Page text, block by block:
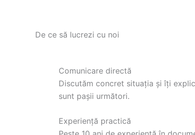
De ce să lucrezi cu noi
Comunicare directă
Discutăm concret situația și îți
sunt pașii următori.
Experiență practică